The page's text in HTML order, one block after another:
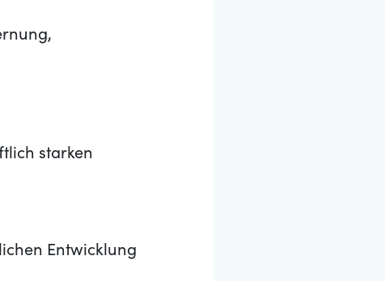
starken
Entwicklung